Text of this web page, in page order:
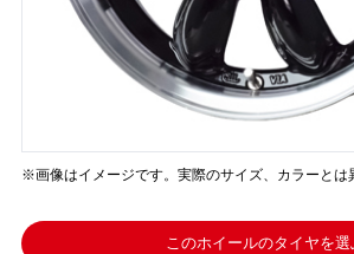
※画像はイメージです。実際のサイズ、カラーとは
このホイールのタイヤを選